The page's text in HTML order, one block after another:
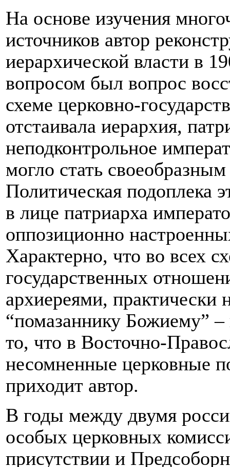
На основе изучения
источников автор
иерархической власти в
вопросом был вопрос
схеме церковно-
отстаивала иерархия,
неподконтрольное
могло стать
Политическая подоплека
в лице патриарха
оппозиционно
Характерно, что во всех
государственных
архиереями, практически
“помазаннику Божиему”
то, что в Восточно-
несомненные церковные
приходит автор.
В годы между двумя
особых церковных
присутствии и